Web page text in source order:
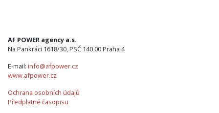
AF POWER agency a.s.
Na Pankráci 1618/30, PSČ 140 00 Praha 4
E-mail: info@afpower.cz
www.afpower.cz
Ochrana osobních údajů
Předplatné časopisu